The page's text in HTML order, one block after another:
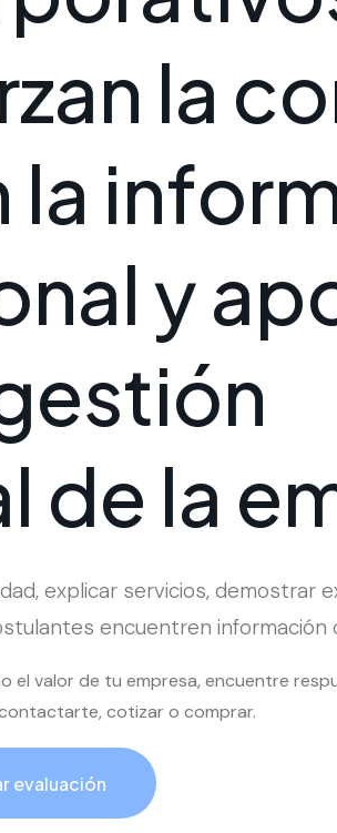
rzan la co
la infor
nalyap
estión
l de la e
explicar servicios, demostrar
encuentren información
valor de tu empresa, encuentre
cotizar o comprar.
evaluación